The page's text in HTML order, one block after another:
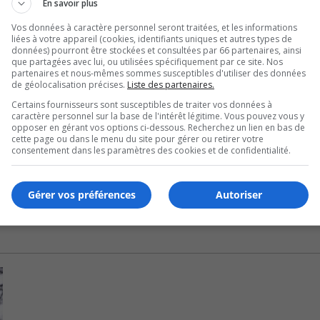
nouveau branchée au courant électrique.
perte de production das le secteur de Churchill Falls.
l’état de la situation.
qui en compte 14 pour près de 22 600
région, peu avant 13h et c’est rendu à 34.
En savoir plus
Vos données à caractère personnel seront traitées, et les informations
liées à votre appareil (cookies, identifiants uniques et autres types de
données) pourront être stockées et consultées par 66 partenaires, ainsi
que partagées avec lui, ou utilisées spécifiquement par ce site. Nos
partenaires et nous-mêmes sommes susceptibles d'utiliser des données
de géolocalisation précises. Liste des partenaires.
Certains fournisseurs sont susceptibles de traiter vos données à
caractère personnel sur la base de l'intérêt légitime. Vous pouvez vous y
opposer en gérant vos options ci-dessous. Recherchez un lien en bas de
cette page ou dans le menu du site pour gérer ou retirer votre
consentement dans les paramètres des cookies et de confidentialité.
Autoriser
Gérer vos préférences